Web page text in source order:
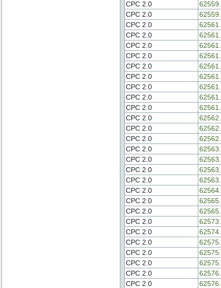
CPC 2.0
CPC 2.0
CPC 2.0
CPC 2.0
CPC 2.0
CPC 2.0
CPC 2.0
CPC 2.0
CPC 2.0
CPC 2.0
CPC 2.0
CPC 2.0
CPC 2.0
CPC 2.0
CPC 2.0
CPC 2.0
CPC 2.0
CPC 2.0
CPC 2.0
CPC 2.0
CPC 2.0
CPC 2.0
CPC 2.0
CPC 2.0
CPC 2.0
CPC 2.0
CPC 2.0
CPC 2.0